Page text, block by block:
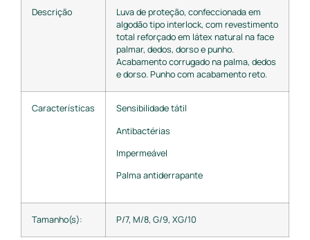
Descrição
Luva de proteção, confeccionada em
algodão tipo interlock, com revestimento
total reforçado em látex natural na face
palmar, dedos, dorso e punho.
Acabamento corrugado na palma, dedos
e dorso. Punho com acabamento reto.
Características
Sensibilidade tátil
Antibactérias
Impermeável
Palma antiderrapante
Tamanho(s): P/7, M/8, G/9, XG/10